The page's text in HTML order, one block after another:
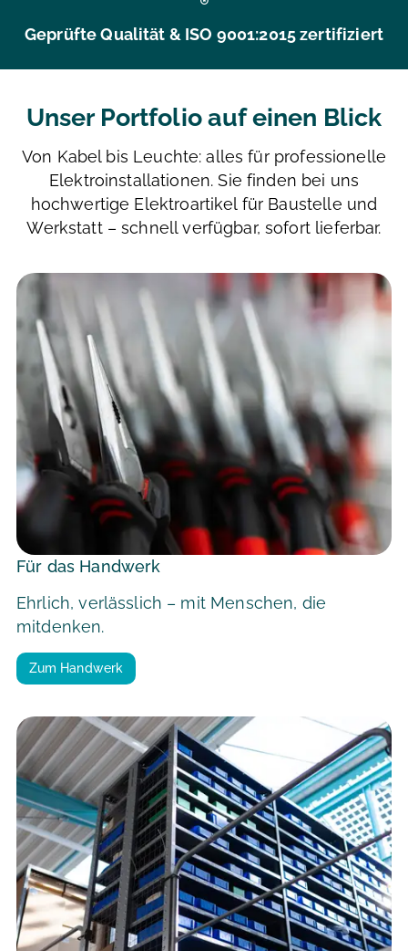
Geprüfte Qualität & ISO 9001:2015 zertifiziert
Unser Portfolio auf einen Blick
Von Kabel bis Leuchte: alles für professionelle
Elektroinstallationen. Sie finden bei uns
hochwertige Elektroartikel für Baustelle und
Werkstatt – schnell verfügbar, sofort lieferbar.
Für das Handwerk
Ehrlich, verlässlich – mit Menschen, die
mitdenken.
Zum Handwerk